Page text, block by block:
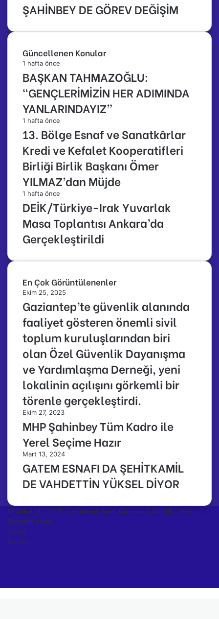
ŞAHİNBEY DE GÖREV DEĞİŞİM
Güncellenen Konular
1 hafta önce
BAŞKAN TAHMAZOĞLU:
“GENÇLERİMİZİN HER ADIMINDA
YANLARINDAYIZ”
1 hafta önce
13. Bölge Esnaf ve Sanatkârlar
Kredi ve Kefalet Kooperatifleri
Birliği Birlik Başkanı Ömer
YILMAZ’dan Müjde
1 hafta önce
DEİK/Türkiye-Irak Yuvarlak
Masa Toplantısı Ankara’da
Gerçekleştirildi
En Çok Görüntülenenler
Ekim 25, 2025
Gaziantep’te güvenlik alanında
faaliyet gösteren önemli sivil
toplum kuruluşlarından biri
olan Özel Güvenlik Dayanışma
ve Yardımlaşma Derneği, yeni
lokalinin açılışını görkemli bir
törenle gerçekleştirdi.
Ekim 27, 2023
MHP Şahinbey Tüm Kadro ile
Yerel Seçime Hazır
Mart 13, 2024
GATEM ESNAFI DA ŞEHİTKAMİL
DE VAHDETTİN YÜKSEL DİYOR
© Copyright 2026, Gaziantep Hayat Gazetesi | Günlük, Yerel,
Bağımsız yayın.
Künye
İletişim